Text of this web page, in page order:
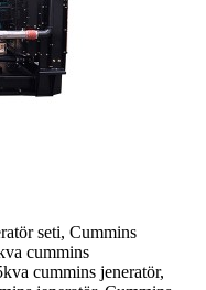
seti, Cummins
cummins
cummins jeneratör,